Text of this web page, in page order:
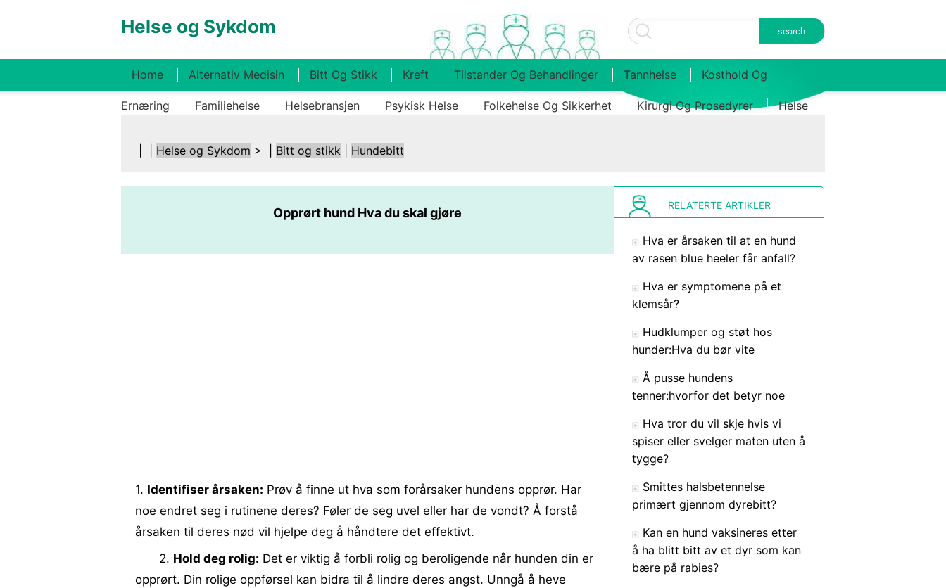
Helse og Sykdom
Home Alternativ Medisin Bitt Og Stikk Kreft Tilstander Og Behandlinger Tannhelse Kosthold Og
Ernæring Familiehelse Helsebransjen Psykisk Helse Folkehelse Og Sikkerhet Kirurgi Og Prosedyrer Helse
Helse og Sykdom > | Bitt og stikk Hundebitt
Opprørt hund Hva du skal gjøre
1. Identifiser årsaken: Prøv å finne ut hva som forårsaker hundens opprør. Har
noe endret seg i rutinene deres? Føler de seg uvel eller har de vondt? Å forstå
årsaken til deres nød vil hjelpe deg å håndtere det effektivt.
2. Hold deg rolig: Det er viktig å forbli rolig og beroligende når hunden din er
opprørt. Din rolige oppførsel kan bidra til å lindre deres angst. Unngå å heve
RELATERTE ARTIKLER
Hva er årsaken til at en hund
av rasen blue heeler får anfall?
Hva er symptomene på et
klemsår?
Hudklumper og støt hos
hunder:Hva du bør vite
Å pusse hundens
tenner:hvorfor det betyr noe
Hva tror du vil skje hvis vi
spiser eller svelger maten uten å
tygge?
Smittes halsbetennelse
primært gjennom dyrebitt?
Kan en hund vaksineres etter
å ha blitt bitt av et dyr som kan
bære på rabies?